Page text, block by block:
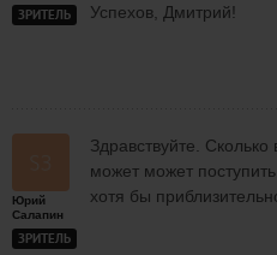
ЗРИТЕЛЬ
Успехов, Дмитрий!
Юрий
Салапин
ЗРИТЕЛЬ
Здравствуйте.
может может
хотя бы